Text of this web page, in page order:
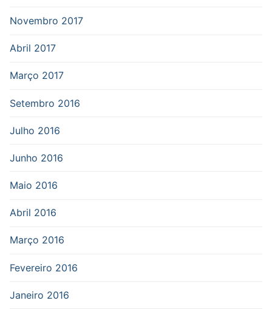
Novembro 2017
Abril 2017
Março 2017
Setembro 2016
Julho 2016
Junho 2016
Maio 2016
Abril 2016
Março 2016
Fevereiro 2016
Janeiro 2016